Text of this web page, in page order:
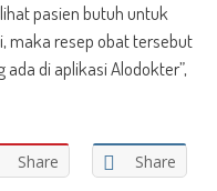
pasien butuh untuk
maka resep obat tersebut
di aplikasi Alodokter”,
Share Share